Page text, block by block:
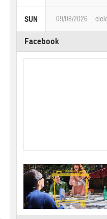
SUN 09/08/2026
Facebook